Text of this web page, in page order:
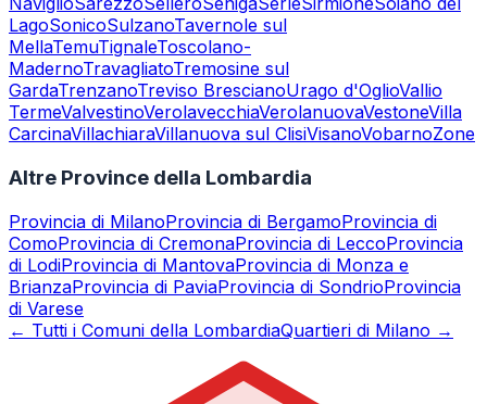
LagoSonicoSulzanoTavernole sul
MellaTemuTignaleToscolano-
MadernoTravagliatoTremosine sul
GardaTrenzanoTreviso BrescianoUrago d'OglioVallio
TermeValvestinoVerolavecchiaVerolanuovaVestoneVilla
CarcinaVillachiaraVillanuova sul ClisiVisanoVobarnoZone
Altre Province della Lombardia
Provincia di MilanoProvincia di BergamoProvincia di
ComoProvincia di CremonaProvincia di LeccoProvincia
di LodiProvincia di MantovaProvincia di Monza e
BrianzaProvincia di PaviaProvincia di SondrioProvincia
di Varese
← Tutti i Comuni della LombardiaQuartieri di Milano →